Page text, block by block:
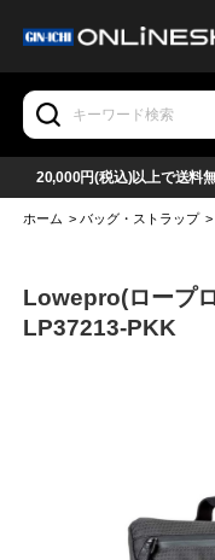
20,000円(税込)以上で送料
ホーム >バッグ・ストラップ
Lowepro(ロープ
LP37213-PKK